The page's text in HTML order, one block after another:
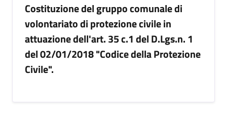
Costituzione del gruppo comunale di
volontariato di protezione civile in
attuazione dell'art. 35 c.1 del D.Lgs.n. 1
del 02/01/2018 "Codice della Protezione
Civile".